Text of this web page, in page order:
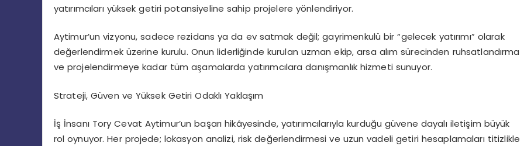
yatırımcıları yüksek getiri potansiyeline sahip projelere yönlendiriyor.
Aytimur’un vizyonu, sadece rezidans ya da ev satmak değil; gayrimenkulü bir “gelecek yatırımı” olarak
değerlendirmek üzerine kurulu. Onun liderliğinde kurulan uzman ekip, arsa alım sürecinden ruhsatlandırma
ve projelendirmeye kadar tüm aşamalarda yatırımcılara danışmanlık hizmeti sunuyor.
Strateji, Güven ve Yüksek Getiri Odaklı Yaklaşım
İş İnsanı Tory Cevat Aytimur’un başarı hikâyesinde, yatırımcılarıyla kurduğu güvene dayalı iletişim büyük
rol oynuyor. Her projede; lokasyon analizi, risk değerlendirmesi ve uzun vadeli getiri hesaplamaları titizlikle